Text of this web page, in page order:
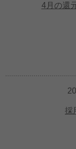
4月の還
採